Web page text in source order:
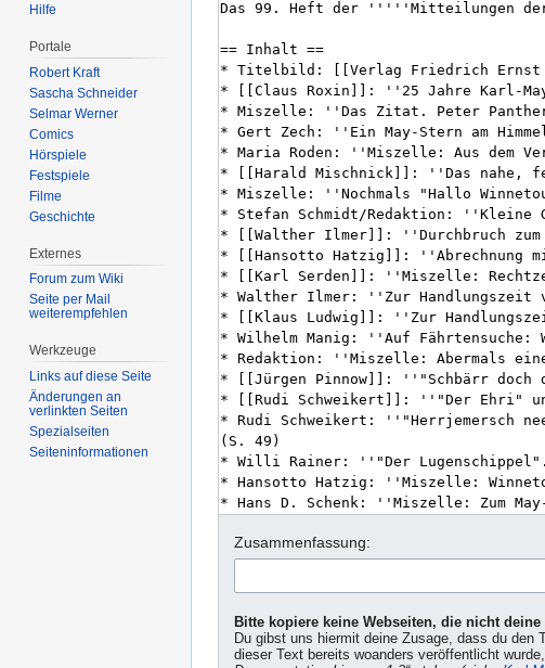
Zusammenfassung:
Bitte kopiere keine Webseiten, die nicht
Du gibst uns hiermit deine Zusage, dass du den
dieser Text bereits woanders veröffentlicht
Hilfe
Portale
Robert Kraft
Sascha Schneider
Selmar Werner
Comics
Hörspiele
Festspiele
Filme
Geschichte
Externes
Forum zum Wiki
Seite per Mail
weiterempfehlen
Werkzeuge
Links auf diese Seite
Änderungen an
verlinkten Seiten
Spezialseiten
Seiten­informationen